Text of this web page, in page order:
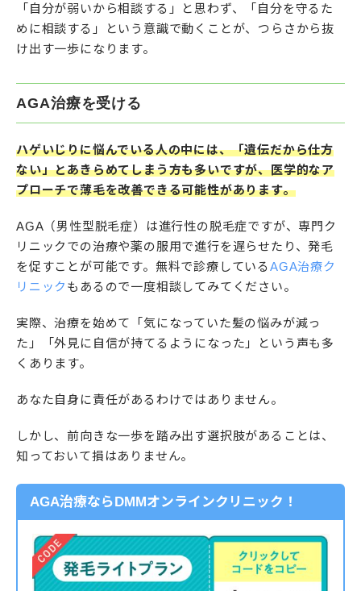
「自分が弱いから相談する」と思わず、「自分を守るた
めに相談する」という意識で動くことが、つらさから抜
け出す一歩になります。
AGA治療を受ける
ハゲいじりに悩んでいる人の中には、「遺伝だから仕方
ない」とあきらめてしまう方も多いですが、医学的なア
プローチで薄毛を改善できる可能性があります。
AGA（男性型脱毛症）は進行性の脱毛症ですが、専門ク
リニックでの治療や薬の服用で進行を遅らせたり、発毛
を促すことが可能です。無料で診療しているAGA治療ク
リニック もあるので一度相談してみてください。
実際、治療を始めて「気になっていた髪の悩みが減っ
た」「外見に自信が持てるようになった」という声も多
くあります。
あなた自身に責任があるわけではありません。
しかし、前向きな一歩を踏み出す選択肢があることは、
知っておいて損はありません。
AGA治療ならDMMオンラインクリニック ！